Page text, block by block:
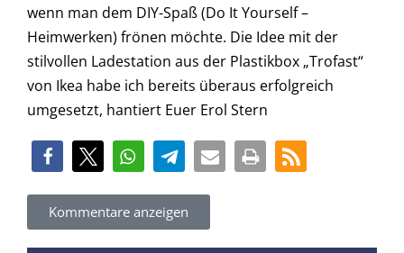
wenn man dem DIY-Spaß (Do It Yourself –
Heimwerken) frönen möchte. Die Idee mit der
stilvollen Ladestation aus der Plastikbox „Trofast“
von Ikea habe ich bereits überaus erfolgreich
umgesetzt, hantiert Euer Erol Stern
Kommentare anzeigen